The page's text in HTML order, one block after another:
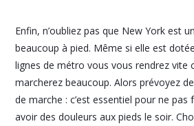
Enfin, n’oubliez pas que New York est
beaucoup à pied. Même si elle est
lignes de métro vous vous rendrez vite
marcherez beaucoup. Alors prévoyez
de marche : c’est essentiel pour ne
avoir des douleurs aux pieds le soir.